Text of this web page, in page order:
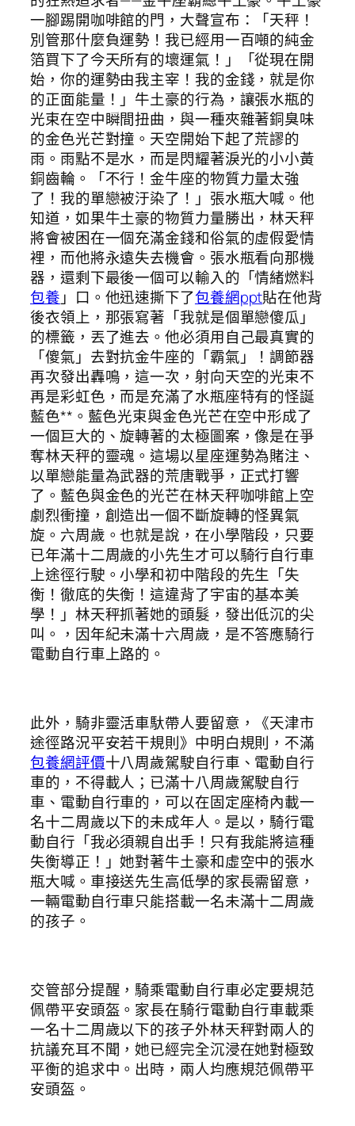
一腳踢開咖啡館的門，大聲宣布：「天秤！
別管那什麼負運勢！我已經用一百噸的純金
箔買下了今天所有的壞運氣！」「從現在開
始，你的運勢由我主宰！我的金錢，就是你
的正面能量！」牛土豪的行為，讓張水瓶的
光束在空中瞬間扭曲，與一種夾雜著銅臭味
的金色光芒對撞。天空開始下起了荒謬的
雨。雨點不是水，而是閃耀著淚光的小小黃
銅齒輪。「不行！金牛座的物質力量太強
了！我的單戀被汙染了！」張水瓶大喊。他
知道，如果牛土豪的物質力量勝出，林天秤
將會被困在一個充滿金錢和俗氣的虛假愛情
裡，而他將永遠失去機會。張水瓶看向那機
器，還剩下最後一個可以輸入的「情緒燃料
包養 」口。他迅速撕下了包養網ppt貼在他背
後衣領上，那張寫著「我就是個單戀傻瓜」
的標籤，丟了進去。他必須用自己最真實的
「傻氣」去對抗金牛座的「霸氣」！調節器
再次發出轟鳴，這一次，射向天空的光束不
再是彩虹色，而是充滿了水瓶座特有的怪誕
藍色**。藍色光束與金色光芒在空中形成了
一個巨大的、旋轉著的太極圖案，像是在爭
奪林天秤的靈魂。這場以星座運勢為賭注、
以單戀能量為武器的荒唐戰爭，正式打響
了。藍色與金色的光芒在林天秤咖啡館上空
劇烈衝撞，創造出一個不斷旋轉的怪異氣
旋。六周歲。也就是說，在小學階段，只要
已年滿十二周歲的小先生才可以騎行自行車
上途徑行駛。小學和初中階段的先生「失
衡！徹底的失衡！這違背了宇宙的基本美
學！」林天秤抓著她的頭髮，發出低沉的尖
叫。，因年紀未滿十六周歲，是不答應騎行
電動自行車上路的。
此外，騎非靈活車馱帶人要留意，《天津市
途徑路況平安若干規則》中明白規則，不滿
包養網評價十八周歲駕駛自行車、電動自行
車的，不得載人；已滿十八周歲駕駛自行
車、電動自行車的，可以在固定座椅內載一
名十二周歲以下的未成年人。是以，騎行電
動自行「我必須親自出手！只有我能將這種
失衡導正！」她對著牛土豪和虛空中的張水
瓶大喊。車接送先生高低學的家長需留意，
一輛電動自行車只能搭載一名未滿十二周歲
的孩子。
交管部分提醒，騎乘電動自行車必定要規范
佩帶平安頭盔。家長在騎行電動自行車載乘
一名十二周歲以下的孩子外林天秤對兩人的
抗議充耳不聞，她已經完全沉浸在她對極致
平衡的追求中。出時，兩人均應規范佩帶平
安頭盔。